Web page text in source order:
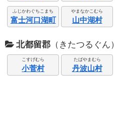
ふじかわぐちこまち
富士河口湖町
やまなかこむら
山中湖村
北都留郡 （きたつるぐん）
こすげむら
小菅村
たばやまむら
丹波山村